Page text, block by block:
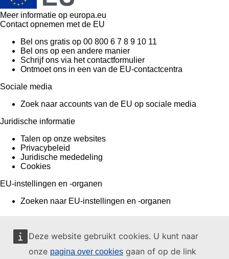
Deze website gebruikt cookies. U kunt naar
onze pagina over cookies gaan of op de link
Meer informatie op europa.eu
Contact opnemen met de EU
Bel ons gratis op 00 800 6 7 8 9 10 11
Bel ons op een andere manier
Schrijf ons via het contactformulier
Ontmoet ons in een van de EU-contactcentra
Sociale media
Zoek naar accounts van de EU op sociale media
Juridische informatie
Talen op onze websites
Privacybeleid
Juridische mededeling
Cookies
EU-instellingen en -organen
Zoeken naar EU-instellingen en -organen